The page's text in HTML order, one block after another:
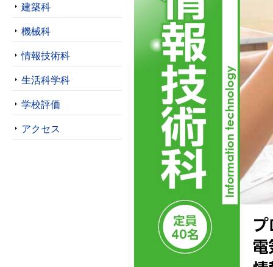
建築科
機械科
情報技術科
生活科学科
学校評価
アクセス